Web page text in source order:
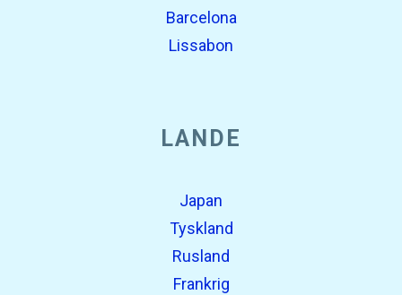
Barcelona
Lissabon
LANDE
Japan
Tyskland
Rusland
Frankrig